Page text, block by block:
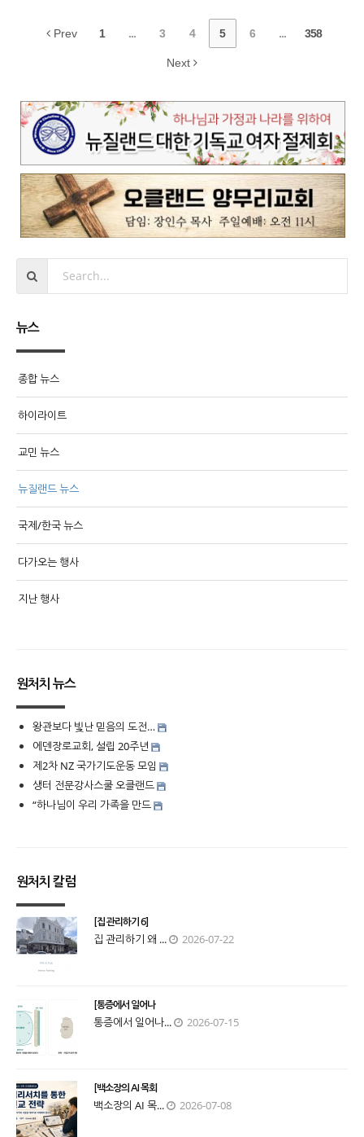
Prev 1 ... 3 4 5 6 ... 358
Next
뉴스
종합 뉴스
하이라이트
교민 뉴스
뉴질랜드 뉴스
국제/한국 뉴스
다가오는 행사
지난 행사
원처치 뉴스
왕관보다 빛난 믿음의 도전…
에덴장로교회, 설립 20주년
제2차 NZ 국가기도운동 모임
생터 전문강사스쿨 오클랜드
“하나님이 우리 가족을 만드
원처치 칼럼
[집 관리하기 6]
집 관리하기 왜 ... 2026-07-22
[통증에서 일어나
통증에서 일어나... 2026-07-15
[백소장의 AI 목회
백소장의 AI 목... 2026-07-08